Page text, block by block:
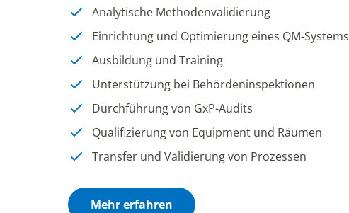
Analytische Methodenvalidierung
Einrichtung und Optimierung eines QM-Systems
Ausbildung und Training
Unterstützung bei Behördeninspektionen
Durchführung von GxP-Audits
Qualifizierung von Equipment und Räumen
Transfer und Validierung von Prozessen
Mehr erfahren